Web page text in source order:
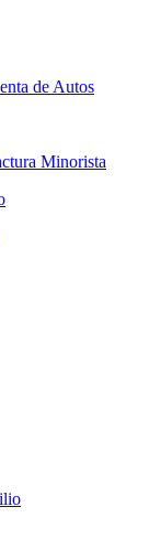
de Autos
Minorista